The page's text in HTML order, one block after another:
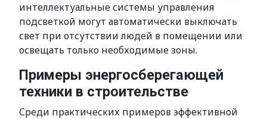
интеллектуальные системы управления
подсветкой могут автоматически выключать
свет при отсутствии людей в помещении или
освещать только необходимые зоны.
Примеры энергосберегающей
техники в строительстве
Среди практических примеров эффективной